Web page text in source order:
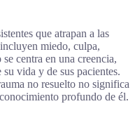
que atrapan a las
miedo, culpa,
centra en una creencia,
vida y de sus pacientes.
no resuelto no significa
profundo de él.